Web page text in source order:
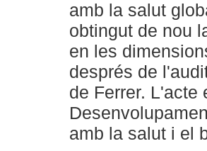
amb la salut
obtingut de nou
en les
després de
de Ferrer. L'acte
amb la salut i el